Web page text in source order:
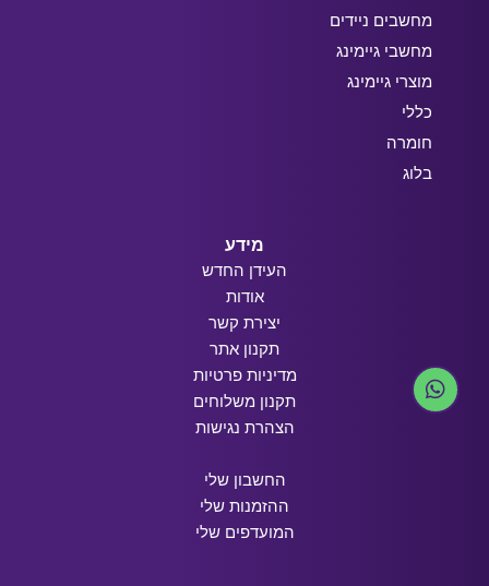
מחשבים ניידים
מחשבי גיימינג
מוצרי גיימינג
כללי
חומרה
בלוג
מידע
העידן החדש
אודות
יצירת קשר
תקנון אתר
מדיניות פרטיות
תקנון משלוחים
הצהרת נגישות
החשבון שלי
ההזמנות שלי
המועדפים שלי